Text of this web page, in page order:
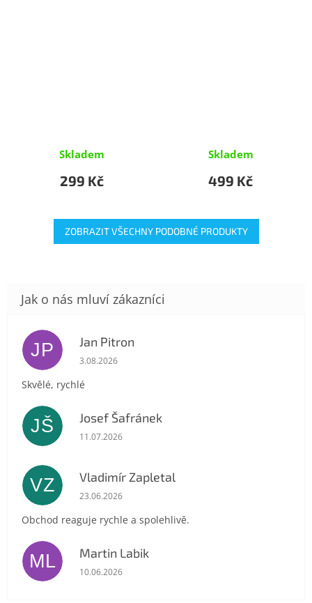
Skladem
299 Kč
Skladem
499 Kč
ZOBRAZIT VŠECHNY PODOBNÉ PRODUKTY
JP Jan Pitron
Hodnocení obchodu je 5 z 5 hvězdiček.
3.08.2026
Skvělé, rychlé
JŠ Josef Šafránek
Hodnocení obchodu je 5 z 5 hvězdiček.
11.07.2026
VZ Vladimír Zapletal
Hodnocení obchodu je 5 z 5 hvězdiček.
23.06.2026
Obchod reaguje rychle a spolehlivě.
ML Martin Labik
Hodnocení obchodu je 5 z 5 hvězdiček.
10.06.2026